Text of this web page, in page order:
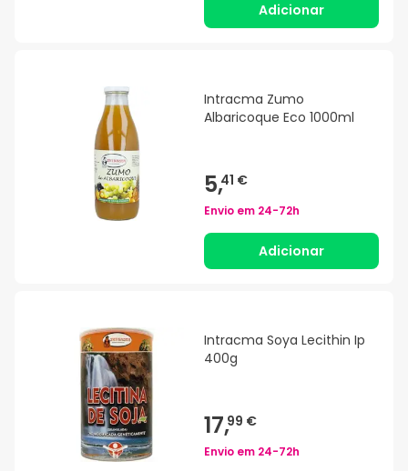
Adicionar
Intracma Zumo
Albaricoque Eco 1000ml
5,41 €
Envio em 24-72h
Adicionar
Intracma Soya Lecithin Ip
400g
17,99 €
Envio em 24-72h